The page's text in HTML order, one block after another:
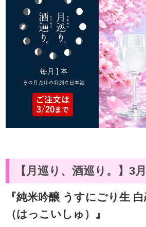
【月巡り、酒巡り。】3
『純米吟醸 うすにごり生
（はっこいしゅ）』